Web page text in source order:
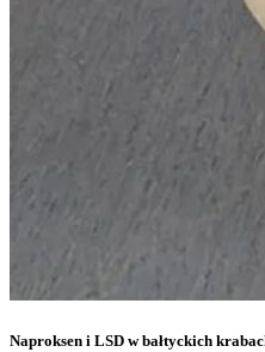
Naproksen i LSD w bałtyckich